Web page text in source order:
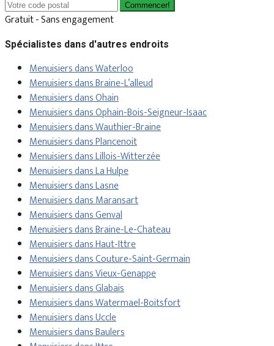
Commencer!
Gratuit - Sans engagement
Spécialistes dans d'autres endroits
Menuisiers dans Waterloo
Menuisiers dans Braine-L’alleud
Menuisiers dans Ohain
Menuisiers dans Ophain-Bois-Seigneur-Isaac
Menuisiers dans Wauthier-Braine
Menuisiers dans Plancenoit
Menuisiers dans Lillois-Witterzée
Menuisiers dans La Hulpe
Menuisiers dans Lasne
Menuisiers dans Maransart
Menuisiers dans Genval
Menuisiers dans Braine-Le-Chateau
Menuisiers dans Haut-Ittre
Menuisiers dans Couture-Saint-Germain
Menuisiers dans Vieux-Genappe
Menuisiers dans Glabais
Menuisiers dans Watermael-Boitsfort
Menuisiers dans Uccle
Menuisiers dans Baulers